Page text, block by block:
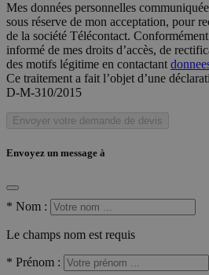
Mes données personnelles
sous réserve de mon acceptation, pour
de la société Télécontact.
informé de mes droits d’accès, de
des motifs légitime en contactant
Ce traitement a fait l’objet d’une
D-M-310/2015
Envoyer votre demande de devis
Envoyez un message à
* Nom :
Le champs nom est requis
* Prénom :